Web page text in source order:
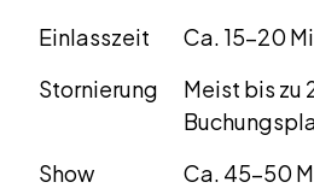
Einlasszeit
Ca. 15–20
Stornierung
Meist bis zu
Show
Ca. 45–50